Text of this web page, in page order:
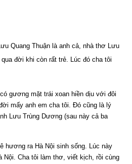
Quang Thuận là anh cả, nhà thơ Lưu
đời khi còn rất trẻ. Lúc đó cha tôi
gương mặt trái xoan hiền dịu với đôi
mấy anh em cha tôi. Đó cũng là lý
Lưu Trùng Dương (sau này cả ba
hương ra Hà Nội sinh sống. Lúc này
Nội. Cha tôi làm thơ, viết kịch, rồi cùng